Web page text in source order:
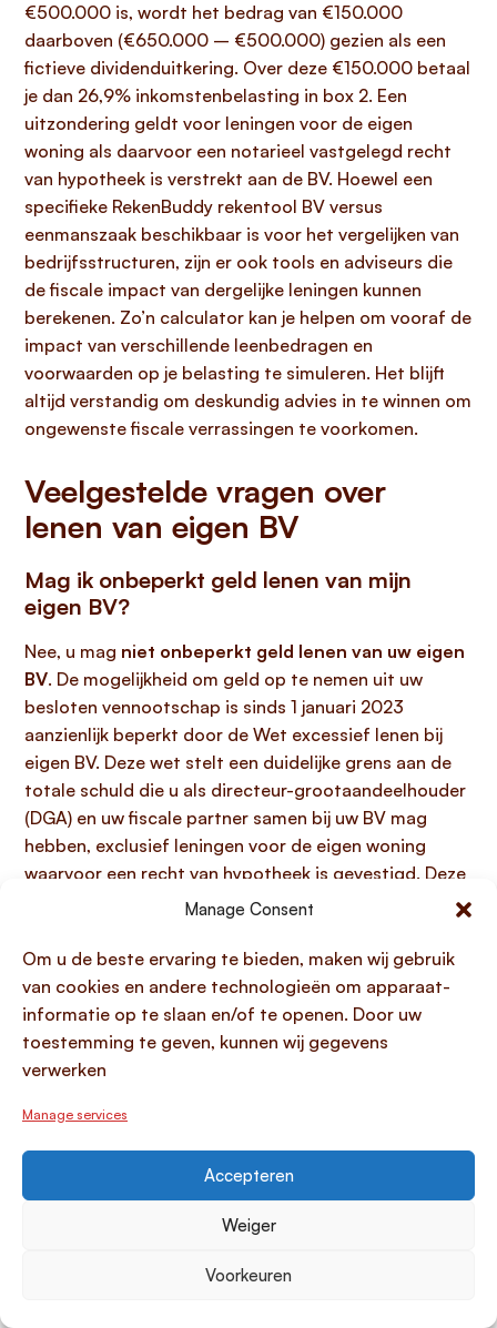
Manage Consent
Om u de beste ervaring te bieden, maken wij gebruik
van cookies en andere technologieën om apparaat-
informatie op te slaan en/of te openen. Door uw
toestemming te geven, kunnen wij gegevens
verwerken
Manage services
Accepteren
Weiger
Voorkeuren
€500.000 is, wordt het bedrag van €150.000
daarboven (€650.000 – €500.000) gezien als een
fictieve dividenduitkering. Over deze €150.000 betaal
je dan 26,9% inkomstenbelasting in box 2. Een
uitzondering geldt voor leningen voor de eigen
woning als daarvoor een notarieel vastgelegd recht
van hypotheek is verstrekt aan de BV. Hoewel een
specifieke RekenBuddy rekentool BV versus
eenmanszaak beschikbaar is voor het vergelijken van
bedrijfsstructuren, zijn er ook tools en adviseurs die
de fiscale impact van dergelijke leningen kunnen
berekenen. Zo’n calculator kan je helpen om vooraf de
impact van verschillende leenbedragen en
voorwaarden op je belasting te simuleren. Het blijft
altijd verstandig om deskundig advies in te winnen om
ongewenste fiscale verrassingen te voorkomen.
Veelgestelde vragen over
lenen van eigen BV
Mag ik onbeperkt geld lenen van mijn
eigen BV?
Nee, u mag niet onbeperkt geld lenen van uw eigen
BV. De mogelijkheid om geld op te nemen uit uw
besloten vennootschap is sinds 1 januari 2023
aanzienlijk beperkt door de Wet excessief lenen bij
eigen BV. Deze wet stelt een duidelijke grens aan de
totale schuld die u als directeur-grootaandeelhouder
(DGA) en uw fiscale partner samen bij uw BV mag
hebben, exclusief leningen voor de eigen woning
waarvoor een recht van hypotheek is gevestigd. Deze
€500.000. Het bedrag van de
wordt fiscaal behandeld als een fictieve uitkering van
dividend en belast in box 2 van de
inkomstenbelasting. Bovendien moet elke lening,
ongeacht de hoogte, altijd eenstrikt zakelijk
karakterhebben en aan marktconforme voorwaarden
loon of dividend te voorkomen.
Hoe stel ik een fiscaal verantwoorde
leningsovereenkomst op?
leningsovereenkomst voor lenen van eigen BV